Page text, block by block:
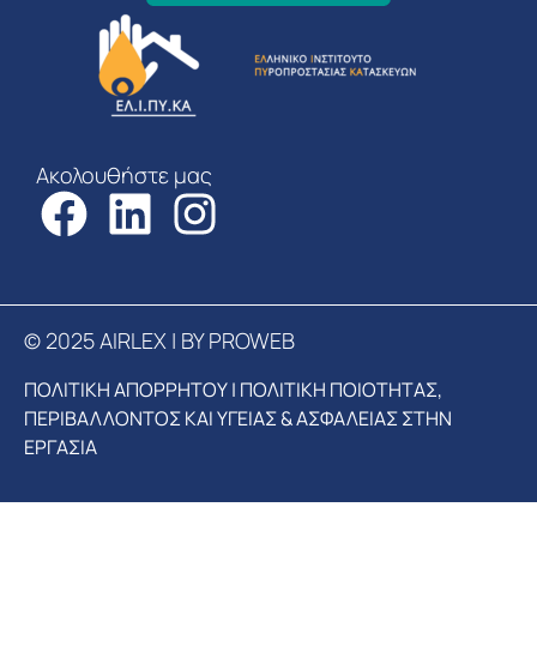
Ακολουθήστε μας
© 2025 AIRLEX | BY PROWEB
ΠΟΛΙΤΙΚΗ ΑΠΟΡΡΗΤΟΥ| ΠΟΛΙΤΙΚΗ ΠΟΙΟΤΗΤΑΣ,
ΠΕΡΙΒΑΛΛΟΝΤΟΣ ΚΑΙ ΥΓΕΙΑΣ & ΑΣΦΑΛΕΙΑΣ ΣΤΗΝ
ΕΡΓΑΣΙΑ